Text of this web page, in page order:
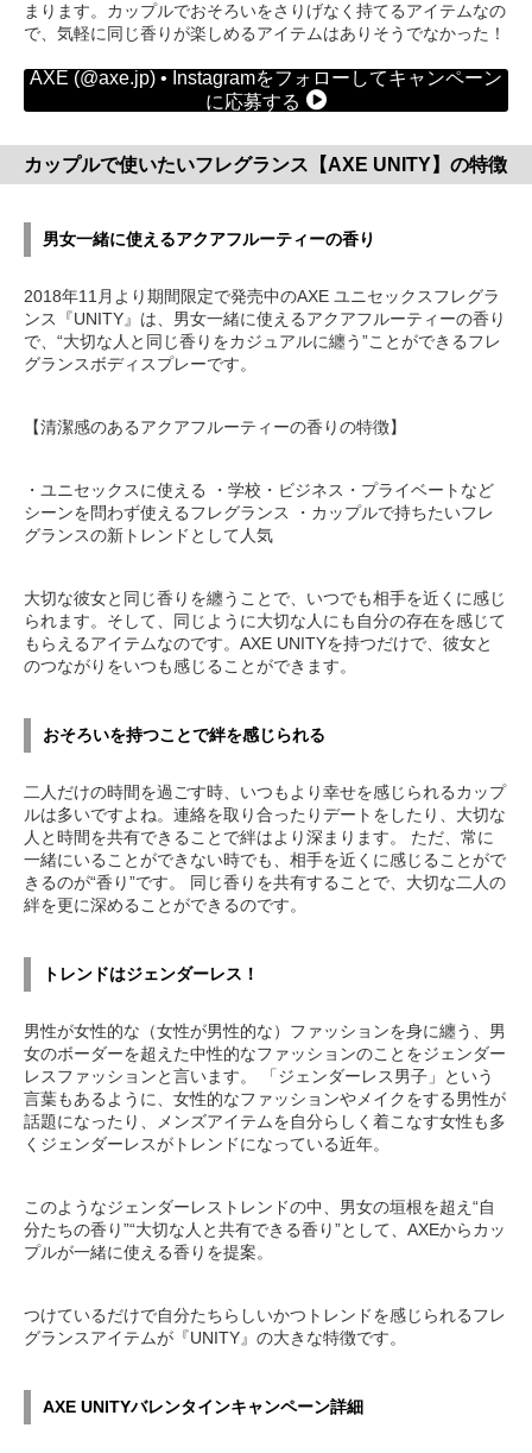
まります。カップルでおそろいをさりげなく持てるアイテムなの
で、気軽に同じ香りが楽しめるアイテムはありそうでなかった！
AXE (@axe.jp) • Instagramをフォローしてキャンペーン
に応募する
カップルで使いたいフレグランス【AXE UNITY】の特徴
男女一緒に使えるアクアフルーティーの香り
2018年11月より期間限定で発売中のAXE ユニセックスフレグラ
ンス『UNITY』は、男女一緒に使えるアクアフルーティーの香り
で、“大切な人と同じ香りをカジュアルに纏う”ことができるフレ
グランスボディスプレーです。
【清潔感のあるアクアフルーティーの香りの特徴】
・ユニセックスに使える ・学校・ビジネス・プライベートなど
シーンを問わず使えるフレグランス ・カップルで持ちたいフレ
グランスの新トレンドとして人気
大切な彼女と同じ香りを纏うことで、いつでも相手を近くに感じ
られます。そして、同じように大切な人にも自分の存在を感じて
もらえるアイテムなのです。AXE UNITYを持つだけで、彼女と
のつながりをいつも感じることができます。
おそろいを持つことで絆を感じられる
二人だけの時間を過ごす時、いつもより幸せを感じられるカップ
ルは多いですよね。連絡を取り合ったりデートをしたり、大切な
人と時間を共有できることで絆はより深まります。 ただ、常に
一緒にいることができない時でも、相手を近くに感じることがで
きるのが“香り”です。 同じ香りを共有することで、大切な二人の
絆を更に深めることができるのです。
トレンドはジェンダーレス！
男性が女性的な（女性が男性的な）ファッションを身に纏う、男
女のボーダーを超えた中性的なファッションのことをジェンダー
レスファッションと言います。 「ジェンダーレス男子」という
言葉もあるように、女性的なファッションやメイクをする男性が
話題になったり、メンズアイテムを自分らしく着こなす女性も多
くジェンダーレスがトレンドになっている近年。
このようなジェンダーレストレンドの中、男女の垣根を超え“自
分たちの香り”“大切な人と共有できる香り”として、AXEからカッ
プルが一緒に使える香りを提案。
つけているだけで自分たちらしいかつトレンドを感じられるフレ
グランスアイテムが『UNITY』の大きな特徴です。
AXE UNITYバレンタインキャンペーン詳細